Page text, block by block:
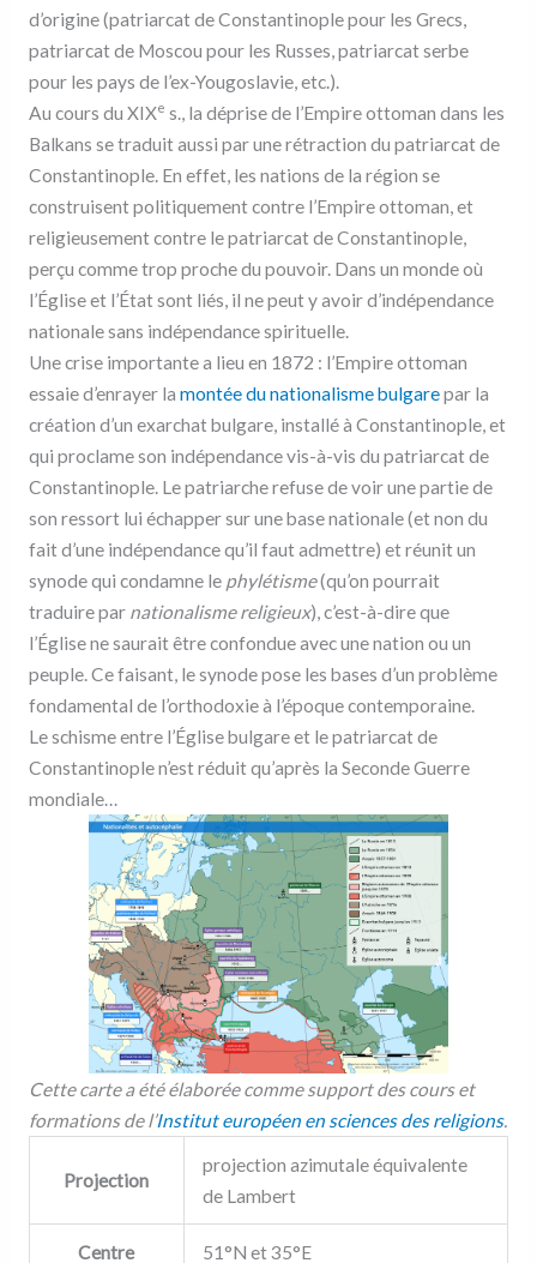
d’origine (patriarcat de Constantinople pour les Grecs,
patriarcat de Moscou pour les Russes, patriarcat serbe
pour les pays de l’ex-Yougoslavie, etc.).
Au cours du XIXe s., la déprise de l’Empire ottoman dans les
Balkans se traduit aussi par une rétraction du patriarcat de
Constantinople. En effet, les nations de la région se
construisent politiquement contre l’Empire ottoman, et
religieusement contre le patriarcat de Constantinople,
perçu comme trop proche du pouvoir. Dans un monde où
l’Église et l’État sont liés, il ne peut y avoir d’indépendance
nationale sans indépendance spirituelle.
Une crise importante a lieu en 1872 : l’Empire ottoman
essaie d’enrayer la montée du nationalisme bulgarepar la
création d’un exarchat bulgare, installé à Constantinople, et
qui proclame son indépendance vis-à-vis du patriarcat de
Constantinople. Le patriarche refuse de voir une partie de
son ressort lui échapper sur une base nationale (et non du
fait d’une indépendance qu’il faut admettre) et réunit un
synode qui condamne le phylétisme(qu’on pourrait
traduire par nationalisme religieux), c’est-à-dire que
l’Église ne saurait être confondue avec une nation ou un
peuple. Ce faisant, le synode pose les bases d’un problème
fondamental de l’orthodoxie à l’époque contemporaine.
Le schisme entre l’Église bulgare et le patriarcat de
Constantinople n’est réduit qu’après la Seconde Guerre
mondiale…
Cette carte a été élaborée comme support des cours et
formations de l’Institut européen en sciences des religions.
Projection
projection azimutale équivalente
de Lambert
Centre 51°N et 35°E